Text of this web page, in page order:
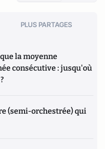
PLUS PARTAGES
la moyenne
consécutive : jusqu'où
(semi-orchestrée) qui